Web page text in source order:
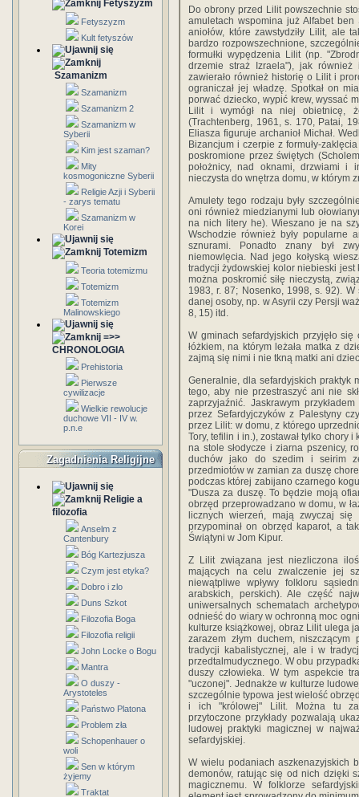
Fetyszyzm
Fetyszyzm
Kult fetyszów
Szamanizm
Szamanizm
Szamanizm 2
Szamanizm w
Syberii
Kim jest szaman?
Mity
kosmogoniczne Syberii
Religie Azji i Syberii
- zarys tematu
Szamanizm w
Korei
Totemizm
Teoria totemizmu
Totemizm
Totemizm
Malinowskiego
=>>
CHRONOLOGIA
Prehistoria
Pierwsze
cywilizacje
Wielkie rewolucje
duchowe VII - IV w.
p.n.e
Zagadnienia Religijne
Religie a
filozofia
Anselm z
Cantenbury
Bóg Kartezjusza
Czym jest etyka?
Dobro i zlo
Duns Szkot
Filozofia Boga
Filozofia religii
John Locke o Bogu
Mantra
O duszy -
Arystoteles
Państwo Platona
Problem zła
Schopenhauer o
woli
Sen w którym
żyjemy
Traktat
Do obrony przed Lilit powszechnie
amuletach wspomina już Alfabet
aniołów, które zawstydziły Lilit, ale
bardzo rozpowszechnione,
formułki wypędzenia Lilit (np.
drzemie straż Izraela"), jak
zawierało również historię o Lilit i
ograniczał jej władzę. Spotkał on
porwać dziecko, wypić krew, wyssać
Lilit i wymógł na niej obietnicę,
(Trachtenberg, 1961, s. 170, Patai,
Eliasza figuruje archanioł Michał.
Bizancjum i czerpie z formuły-
poskromione przez świętych
położnicy, nad oknami, drzwiami i
nieczysta do wnętrza domu, w którym
Amulety tego rodzaju były
oni również miedzianymi lub
na nich litery he). Wieszano je na
Wschodzie również były popularne
sznurami. Ponadto znany był
niemowlęcia. Nad jego kołyską
tradycji żydowskiej kolor niebieski
można poskromić siłę nieczystą,
1983, r. 87; Nosenko, 1998, s. 92).
danej osoby, np. w Asyrii czy Persji
8, 15) itd.
W gminach sefardyjskich przyjęło
łóżkiem, na którym leżała matka z
zajmą się nimi i nie tkną matki ani
Generalnie, dla sefardyjskich praktyk
tego, aby nie przestraszyć ani nie
zaprzyjaźnić. Jaskrawym
przez Sefardyjczyków z Palestyny
przez Lilit: w domu, z którego
Tory, tefilin i in.), zostawał tylko chory
na stole słodycze i ziarna pszenicy,
duchów jako do szedim i seirim
przedmiotów w zamian za duszę
podczas której zabijano czarnego
"Dusza za duszę. To będzie moją
obrzęd przeprowadzano w domu, w
licznych wierzeń, mają zwyczaj
przypominał on obrzęd kaparot, a
Świątyni w Jom Kipur.
Z Lilit związana jest niezliczona
mających na celu zwalczenie jej
niewątpliwe wpływy folkloru
arabskich, perskich). Ale część
uniwersalnych schematach
odnieść do wiary w ochronną moc
kulturze książkowej, obraz Lilit ulega
zarazem złym duchem,
tradycji kabalistycznej, ale i w
przedtalmudycznego. W obu
duszy człowieka. W tym aspekcie
"uczonej". Jednakże w kulturze
szczególnie typowa jest wielość
i ich "królowej" Lilit. Można tu
przytoczone przykłady pozwalają
ludowej praktyki magicznej w
sefardyjskiej.
W wielu podaniach aszkenazyjskich
demonów, ratując się od nich dzięki
magicznemu. W folklorze